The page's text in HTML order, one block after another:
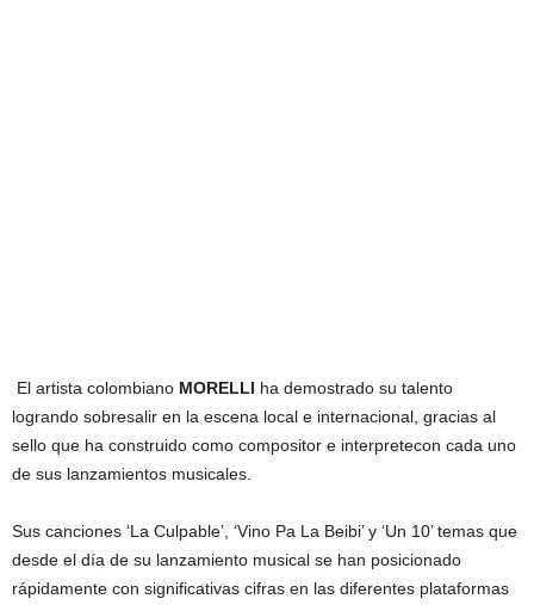
El artista colombiano MORELLI ha demostrado su talento
logrando sobresalir en la escena local e internacional, gracias al
sello que ha construido como compositor e interpretecon cada uno
de sus lanzamientos musicales.
Sus canciones ‘La Culpable’, ‘Vino Pa La Beibi’ y ‘Un 10’ temas que
desde el día de su lanzamiento musical se han posicionado
rápidamente con significativas cifras en las diferentes plataformas